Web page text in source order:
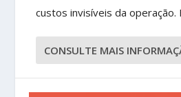
custos invisíveis da operação.
CONSULTE MAIS